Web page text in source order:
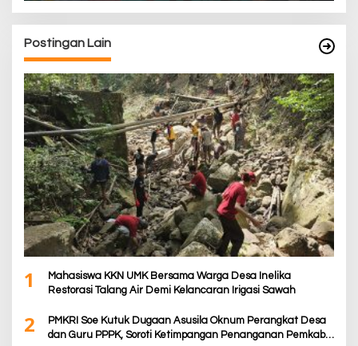
Postingan Lain
1
Mahasiswa KKN UMK Bersama Warga Desa Inelika
Restorasi Talang Air Demi Kelancaran Irigasi Sawah
2
PMKRI Soe Kutuk Dugaan Asusila Oknum Perangkat Desa
dan Guru PPPK, Soroti Ketimpangan Penanganan Pemkab